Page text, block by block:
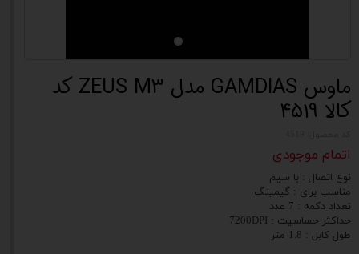
ماوس GAMDIAS مدل ZEUS M3 کد
کالا 4519
اتمام موجودی
نوع اتصال : با سیم
مناسب برای : گیمینگ
تعداد دکمه : 7 عدد
حداکثر حساسیت : 7200DPI
طول کابل : 1.8 متر